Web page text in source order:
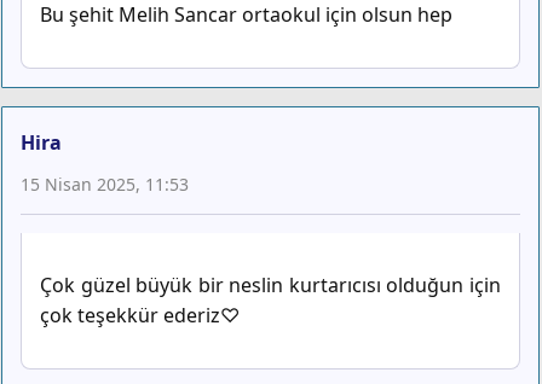
Bu şehit Melih Sancar ortaokul için olsun hep
Hira
15 Nisan 2025, 11:53
Çok güzel büyük bir neslin kurtarıcısı olduğun için
çok teşekkür ederiz♡